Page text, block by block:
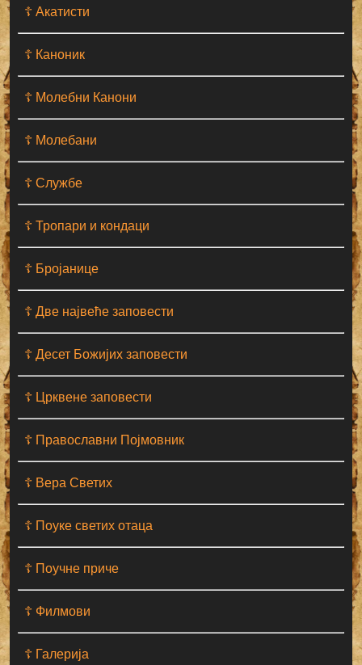
☦ Акатисти
☦ Каноник
☦ Молебни Канони
☦ Молебани
☦ Службе
☦ Тропари и кондаци
☦ Бројанице
☦ Две највеће заповести
☦ Десет Божијих заповести
☦ Црквене заповести
☦ Православни Појмовник
☦ Вера Светих
☦ Поуке светих отаца
☦ Поучне приче
☦ Филмови
☦ Галерија